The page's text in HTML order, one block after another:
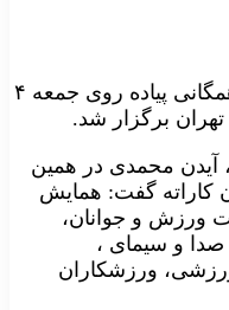
به مناسبت هفته سلامت همایش همگانی پیاده روی جمعه ۴
برگزار شد.
آیدن محمدی در همین
کاراته گفت: همایش
ورزش و جوانان،
و سیمای ،
ورزشکاران